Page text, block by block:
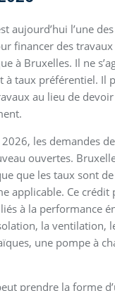
aujourd’hui l’une
financer des
à Bruxelles. Il ne
à taux préférentiel. Il
au lieu de
les demandes
ouvertes.
que les taux sont
applicable. Ce crédit
à la performance
la ventilation,
une pompe à
prendre la forme